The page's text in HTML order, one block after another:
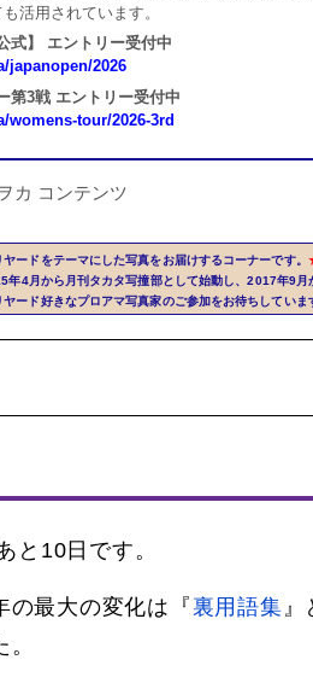
活用されています。
式】 エントリー受付中
japanopen/2026
第3戦 エントリー受付中
tour/2026-3rd
ヤードをテーマにした写真をお届けするコーナーです。
年4月から月刊タカタ写撞部として始動し、2017年9月
ヤード好きなプロアマ写真家のご参加をお待ちしていま
と10日です。
の最大の変化は『裏用語集』